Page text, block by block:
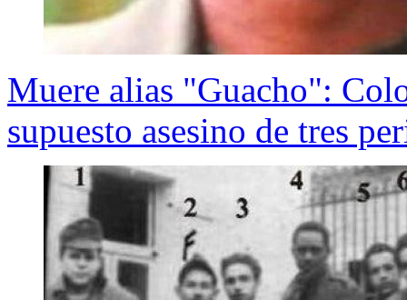
Muere alias "Guacho":
supuesto asesino de tres